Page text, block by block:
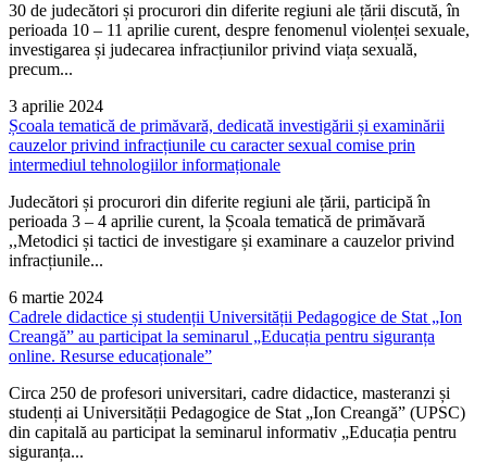
30 de judecători și procurori din diferite regiuni ale țării discută, în
perioada 10 – 11 aprilie curent, despre fenomenul violenței sexuale,
investigarea și judecarea infracțiunilor privind viața sexuală,
precum...
3 aprilie 2024
Școala tematică de primăvară, dedicată investigării și examinării
cauzelor privind infracțiunile cu caracter sexual comise prin
intermediul tehnologiilor informaționale
Judecători și procurori din diferite regiuni ale țării, participă în
perioada 3 – 4 aprilie curent, la Școala tematică de primăvară
,,Metodici și tactici de investigare și examinare a cauzelor privind
infracțiunile...
6 martie 2024
Cadrele didactice și studenții Universității Pedagogice de Stat „Ion
Creangă” au participat la seminarul „Educația pentru siguranța
online. Resurse educaționale”
Circa 250 de profesori universitari, cadre didactice, masteranzi și
studenți ai Universității Pedagogice de Stat „Ion Creangă” (UPSC)
din capitală au participat la seminarul informativ „Educația pentru
siguranța...